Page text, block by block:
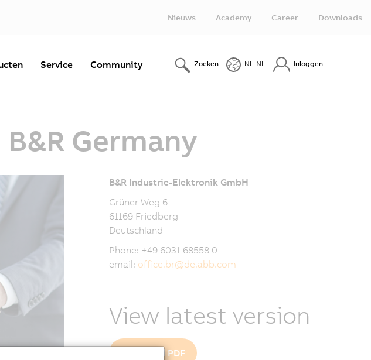
Nieuws Academy Career Downloads
Service Community Zoeken NL-NL Inloggen
Germany
B&R Industrie-Elektronik GmbH
Grüner Weg 6
61169 Friedberg
Deutschland
Phone: +49 6031 68558 0
email: office.br@de.abb.com
View latest version
Download PDF